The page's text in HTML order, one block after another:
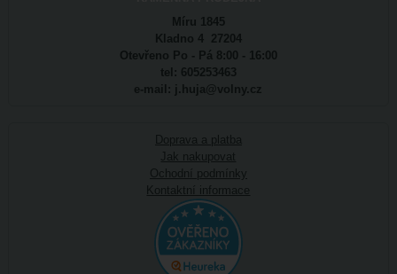
Míru 1845
Kladno 4 27204
Otevřeno Po - Pá 8:00 - 16:00
tel: 605253463
e-mail: j.huja@volny.cz
Doprava a platba
Jak nakupovat
Ochodní podmínky
Kontaktní informace